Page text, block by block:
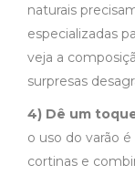
naturais
especializadas
veja a
surpresas
4) Dê um
o uso do varão
cortinas e